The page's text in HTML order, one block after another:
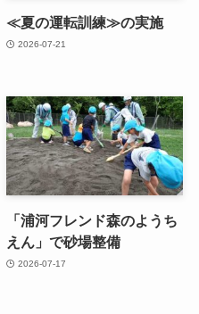
≪夏の運転訓練≫の実施
2026-07-21
「浦河フレンド森のようち
えん」で砂場整備
2026-07-17